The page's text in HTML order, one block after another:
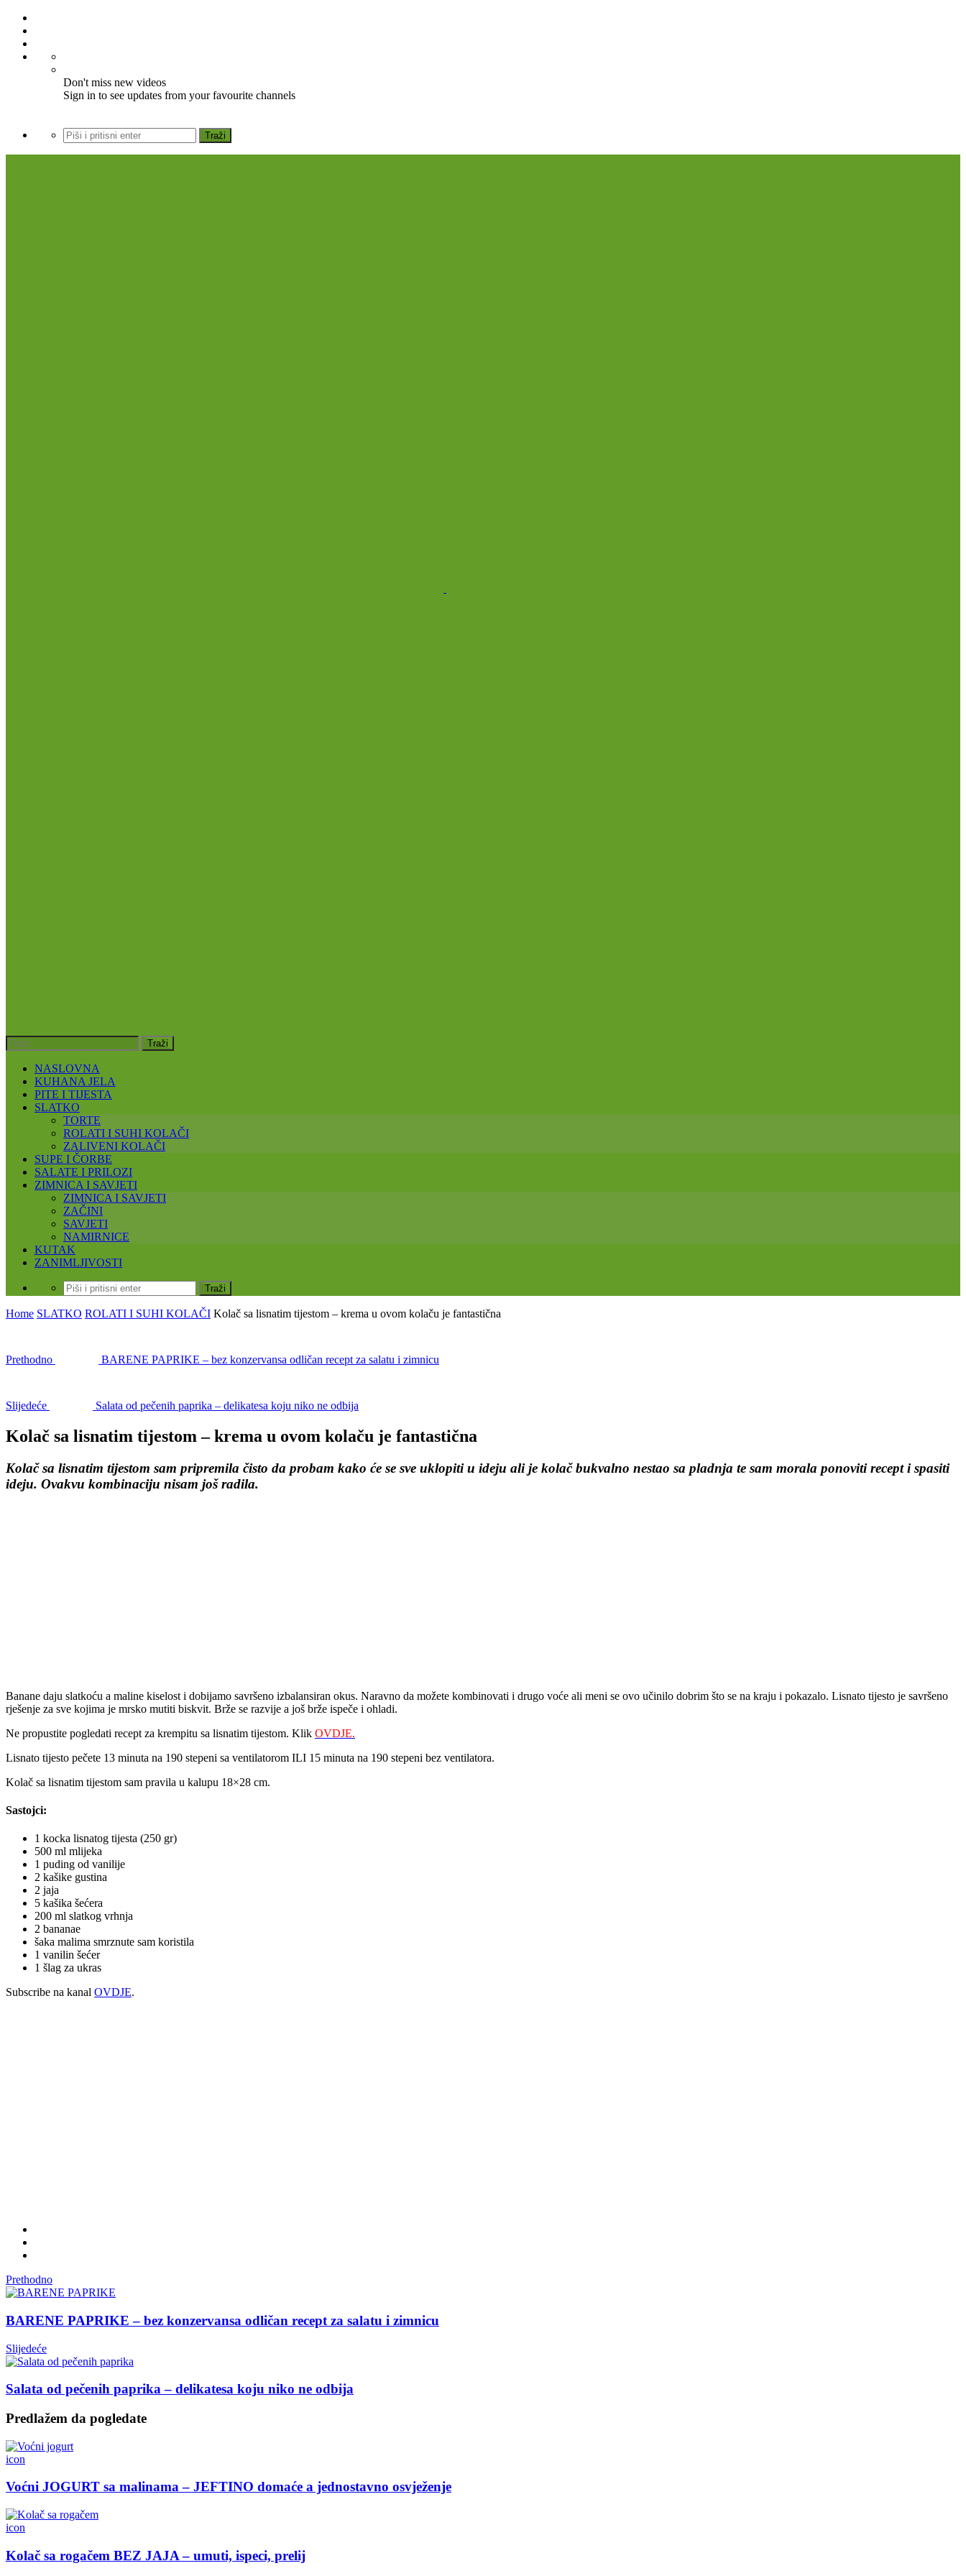
Don't miss new videos
Sign in to see updates from your favourite channels
NASLOVNA
KUHANA JELA
PITE I TIJESTA
SLATKO
TORTE
ROLATI I SUHI KOLAČI
ZALIVENI KOLAČI
SUPE I ČORBE
SALATE I PRILOZI
ZIMNICA I SAVJETI
ZIMNICA I SAVJETI
ZAČINI
SAVJETI
NAMIRNICE
KUTAK
ZANIMLJIVOSTI
Home SLATKO ROLATI I SUHI KOLAČI Kolač sa lisnatim tijestom – krema u ovom kolaču je fantastična
Prethodno BARENE PAPRIKE – bez konzervansa odličan recept za salatu i zimnicu
Slijedeće Salata od pečenih paprika – delikatesa koju niko ne odbija
Kolač sa lisnatim tijestom – krema u ovom kolaču je fantastična
Kolač sa lisnatim tijestom sam pripremila čisto da probam kako će se sve uklopiti u ideju ali je kolač bukvalno nestao sa pladnja te sam morala ponoviti recept i spasiti
ideju. Ovakvu kombinaciju nisam još radila.
Banane daju slatkoću a maline kiselost i dobijamo savršeno izbalansiran okus. Naravno da možete kombinovati i drugo voće ali meni se ovo učinilo dobrim što se na kraju i pokazalo. Lisnato tijesto je savršeno
rješenje za sve kojima je mrsko mutiti biskvit. Brže se razvije a još brže ispeče i ohladi.
Ne propustite pogledati recept za krempitu sa lisnatim tijestom. Klik OVDJE.
Lisnato tijesto pečete 13 minuta na 190 stepeni sa ventilatorom ILI 15 minuta na 190 stepeni bez ventilatora.
Kolač sa lisnatim tijestom sam pravila u kalupu 18×28 cm.
Sastojci:
1 kocka lisnatog tijesta (250 gr)
500 ml mlijeka
1 puding od vanilije
2 kašike gustina
2 jaja
5 kašika šećera
200 ml slatkog vrhnja
2 bananae
šaka malima smrznute sam koristila
1 vanilin šećer
1 šlag za ukras
Subscribe na kanal OVDJE.
Prethodno
BARENE PAPRIKE – bez konzervansa odličan recept za salatu i zimnicu
Slijedeće
Salata od pečenih paprika – delikatesa koju niko ne odbija
Predlažem da pogledate
icon
Voćni JOGURT sa malinama – JEFTINO domaće a jednostavno osvježenje
icon
Kolač sa rogačem BEZ JAJA – umuti, ispeci, prelij